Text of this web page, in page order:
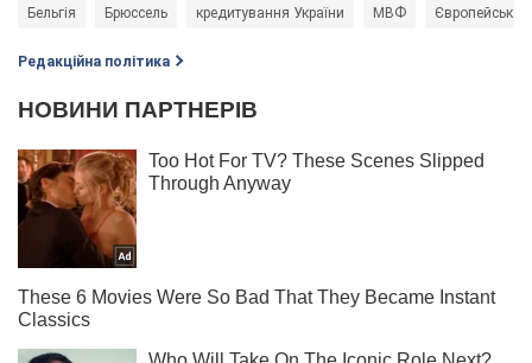
Бельгія Брюссель кредитування України МВФ Європейська
Редакційна політика